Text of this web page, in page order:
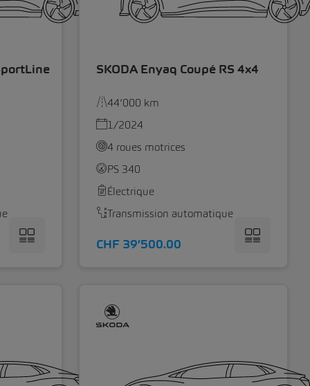
SKODA Enyaq Coupé RS 4x4
44’000 km
1/2024
4 roues motrices
PS 340
Électrique
Transmission automatique
CHF 39’500.00